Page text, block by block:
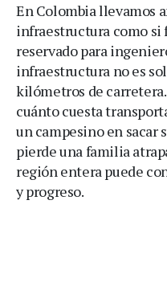
En Colombia llevamos
infraestructura como si
reservado para
infraestructura no es
kilómetros de
cuánto cuesta
un campesino en sacar
pierde una familia
región entera puede
y progreso.